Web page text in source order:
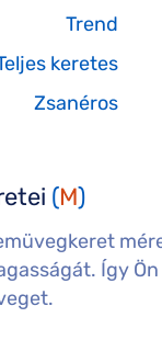
Trend
keretes
Zsanéros
(M)
Így